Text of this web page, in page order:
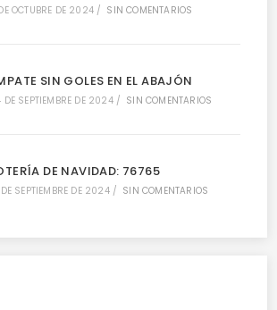
OCTUBRE DE 2024 / SIN COMENTARIOS
SIN GOLES EN EL ABAJÓN
DE SEPTIEMBRE DE 2024 / SIN COMENTARIOS
DE NAVIDAD: 76765
SEPTIEMBRE DE 2024 / SIN COMENTARIOS